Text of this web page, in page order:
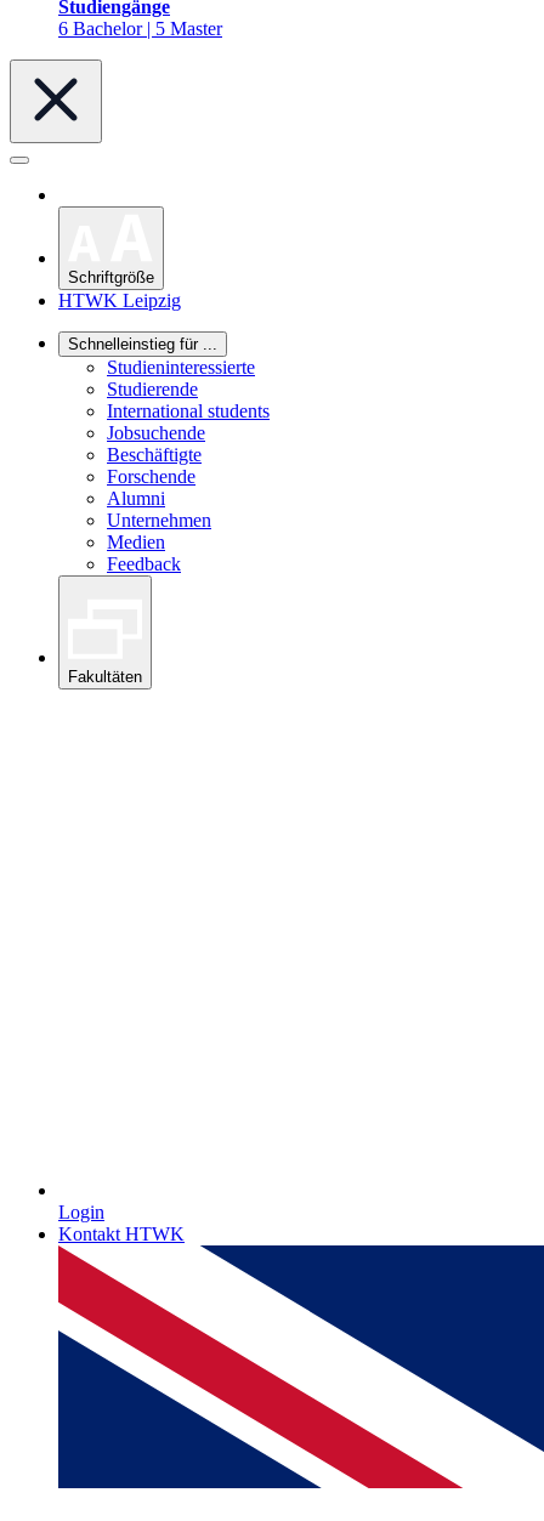
Studiengänge
6 Bachelor | 5 Master
Schriftgröße
HTWK Leipzig
Schnelleinstieg für ...
Studieninteressierte
Studierende
International students
Jobsuchende
Beschäftigte
Forschende
Alumni
Unternehmen
Medien
Feedback
Fakultäten
Login
Kontakt HTWK